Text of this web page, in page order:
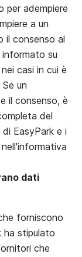
per adempiere
a un
il consenso al
su
casi in cui è
un
il consenso, è
del
EasyPark e i
dati
forniscono
ha stipulato
che